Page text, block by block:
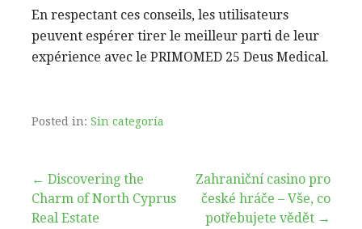
En respectant ces conseils, les utilisateurs
peuvent espérer tirer le meilleur parti de leur
expérience avec le PRIMOMED 25 Deus Medical.
Posted in: Sin categoría
Post
navigation
← Discovering the
Charm of North Cyprus
Real Estate
Zahraniční casino pro
české hráče – Vše, co
potřebujete vědět →